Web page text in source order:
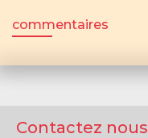
commentaires
Contactez nous